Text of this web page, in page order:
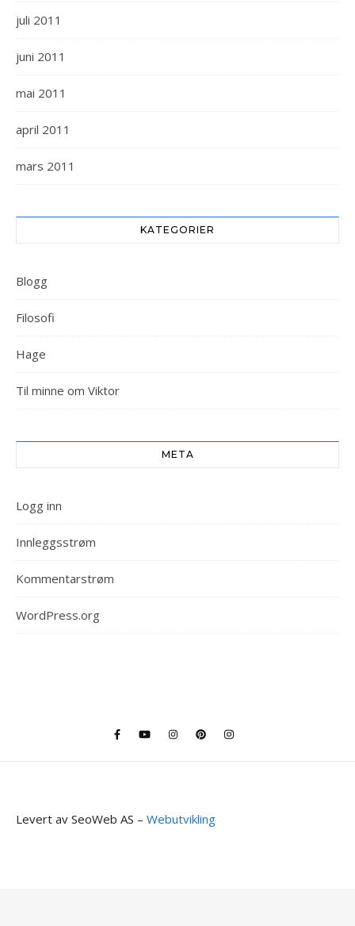
juli 2011
juni 2011
mai 2011
april 2011
mars 2011
KATEGORIER
Blogg
Filosofi
Hage
Til minne om Viktor
META
Logg inn
Innleggsstrøm
Kommentarstrøm
WordPress.org
Levert av SeoWeb AS – Webutvikling